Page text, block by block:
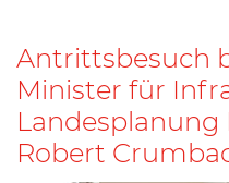
Antrittsbesuch
Minister für
Robert